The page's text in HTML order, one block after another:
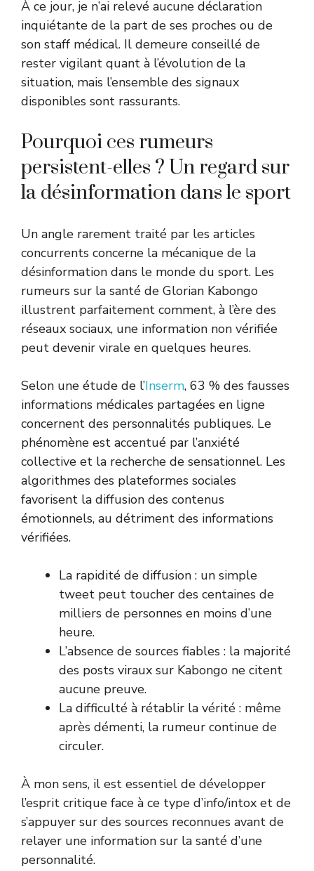
À ce jour, je n’ai relevé aucune déclaration
inquiétante de la part de ses proches ou de
son staff médical. Il demeure conseillé de
rester vigilant quant à l’évolution de la
situation, mais l’ensemble des signaux
disponibles sont rassurants.
Pourquoi ces rumeurs
persistent-elles ? Un regard sur
la désinformation dans le sport
Un angle rarement traité par les articles
concurrents concerne la mécanique de la
désinformation dans le monde du sport. Les
rumeurs sur la santé de Glorian Kabongo
illustrent parfaitement comment, à l’ère des
réseaux sociaux, une information non vérifiée
peut devenir virale en quelques heures.
Selon une étude de l’Inserm, 63 % des fausses
informations médicales partagées en ligne
concernent des personnalités publiques. Le
phénomène est accentué par l’anxiété
collective et la recherche de sensationnel. Les
algorithmes des plateformes sociales
favorisent la diffusion des contenus
émotionnels, au détriment des informations
vérifiées.
La rapidité de diffusion : un simple
tweet peut toucher des centaines de
milliers de personnes en moins d’une
heure.
L’absence de sources fiables : la majorité
des posts viraux sur Kabongo ne citent
aucune preuve.
La difficulté à rétablir la vérité : même
après démenti, la rumeur continue de
circuler.
À mon sens, il est essentiel de développer
l’esprit critique face à ce type d’info/intox et de
s’appuyer sur des sources reconnues avant de
relayer une information sur la santé d’une
personnalité.